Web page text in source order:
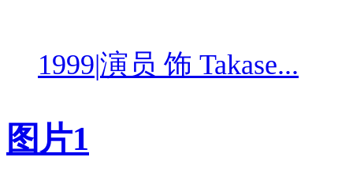
1999|演员 饰 Takase...
图片1